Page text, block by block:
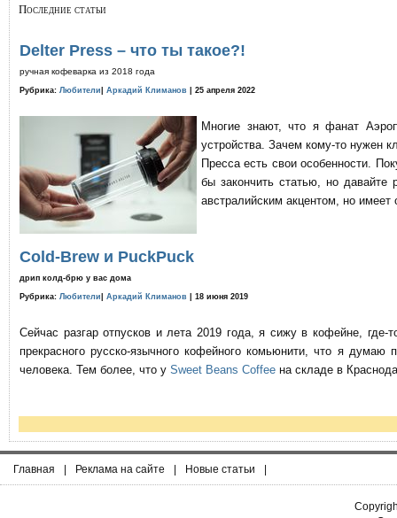
Последние статьи
Delter Press – что ты такое?!
ручная кофеварка из 2018 года
Рубрика: Любители Аркадий Климанов | 25 апреля 2022
Многие знают, что я фанат
устройства. Зачем кому-то нужен
Пресса есть свои особенности.
бы закончить статью, но давайте
австралийским акцентом, но имеет
Cold-Brew и PuckPuck
дрип колд-брю у вас дома
Рубрика: Любители Аркадий Климанов | 18 июня 2019
Сейчас разгар отпусков и лета 2019 года, я сижу в кофейне,
прекрасного русско-язычного кофейного комьюнити, что я
человека. Тем более, что у Sweet Beans Coffee на складе в
Главная | Реклама на сайте | Новые статьи |